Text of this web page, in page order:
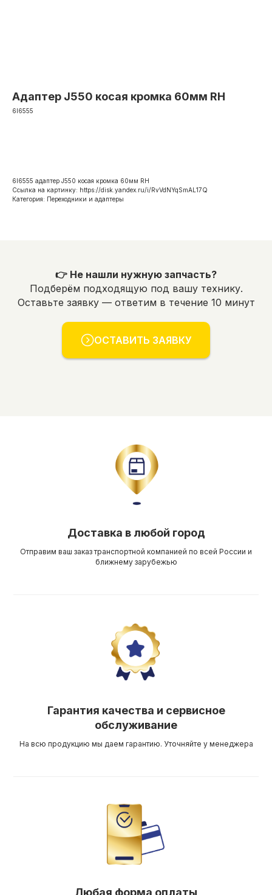
Адаптер J550 косая кромка 60мм RH
6I6555
6I6555 адаптер J550 косая кромка 60мм RH
Ссылка на картинку: https://disk.yandex.ru/i/RvVdNYqSmAL17Q
Категория: Переходники и адаптеры
👉 Не нашли нужную запчасть?
Подберём подходящую под вашу технику.
Оставьте заявку — ответим в течение 10 минут
ОСТАВИТЬ ЗАЯВКУ
Доставка в любой город
Отправим ваш заказ транспортной компанией по всей России и
ближнему зарубежью
Гарантия качества и сервисное
обслуживание
На всю продукцию мы даем гарантию. Уточняйте у менеджера
Любая форма оплаты